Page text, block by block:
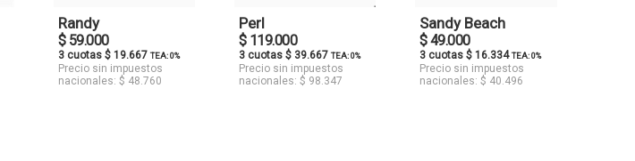
Randy
$ 59.000
3 cuotas $ 19.667 TEA: 0%
Precio sin impuestos
nacionales: $ 48.760
Perl
$ 119.000
3 cuotas $ 39.667 TEA: 0%
Precio sin impuestos
nacionales: $ 98.347
Sandy Beach
$ 49.000
3 cuotas $ 16.334TEA: 0%
Precio sin impuestos
nacionales: $ 40.496